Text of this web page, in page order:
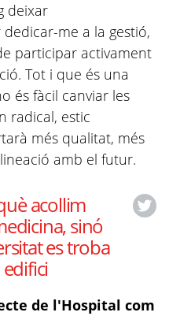
deixar
me a la gestió,
participar activament
Tot i que és una
és fàcil canviar les
radical, estic
més qualitat, més
amb el futur.
acollim
sinó
es troba
de l'Hospital com